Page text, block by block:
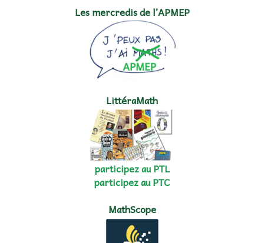
Les mercredis de l’APMEP
LittéraMath
participez au PTL
participez au PTC
MathScope